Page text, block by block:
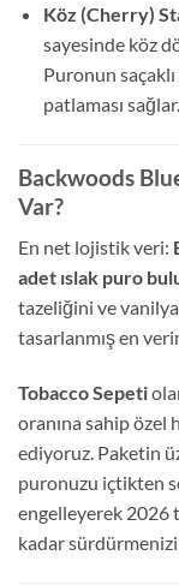
Köz (Cherry)
sayesinde köz
Puronun
patlaması sağlar.
Backwoods
Var?
En net lojistik veri:
adet ıslak puro
tazeliğini ve
tasarlanmış en
Tobacco Sepeti
oranına sahip özel
ediyoruz. Paketin
puronuzu içtikten
engelleyerek 2026
kadar